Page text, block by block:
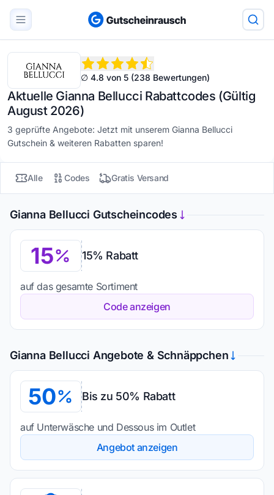
∅ 4.8 von 5 (238 Bewertungen)
Aktuelle Gianna Bellucci Rabattcodes (Gültig
August 2026)
3 geprüfte Angebote: Jetzt mit unserem Gianna Bellucci
Gutschein & weiteren Rabatten sparen!
Alle Codes Gratis Versand
Gianna Bellucci Gutscheincodes
15 15% Rabatt
auf das gesamte Sortiment
Code anzeigen
Gianna Bellucci Angebote & Schnäppchen
50 Bis zu 50% Rabatt
auf Unterwäsche und Dessous im Outlet
Angebot anzeigen